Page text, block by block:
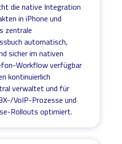
die native Integration
in iPhone und
zentrale
automatisch,
sicher im nativen
Workflow verfügbar
kontinuierlich
verwaltet und für
VoIP-Prozesse und
Rollouts optimiert.